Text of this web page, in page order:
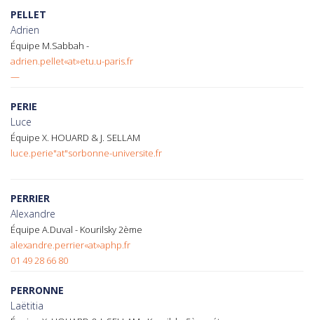
PELLET
Adrien
Équipe M.Sabbah -
adrien.pellet«at»etu.u-paris.fr
—
PERIE
Luce
Équipe X. HOUARD & J. SELLAM
luce.perie"at"sorbonne-universite.fr
PERRIER
Alexandre
Équipe A.Duval - Kourilsky 2ème
alexandre.perrier«at»aphp.fr
01 49 28 66 80
PERRONNE
Laëtitia